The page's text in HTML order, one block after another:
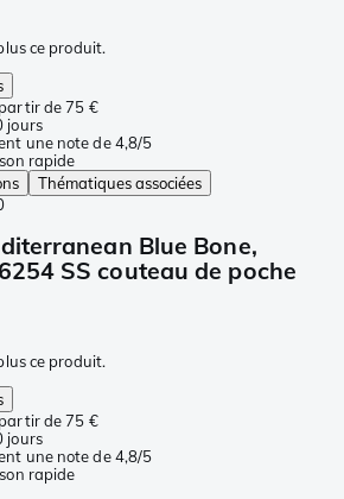
ce produit.
de 75 €
jours
une note de 4,8/5
rapide
Thématiques associées
Blue Bone,
SS couteau de poche
ce produit.
de 75 €
jours
une note de 4,8/5
rapide